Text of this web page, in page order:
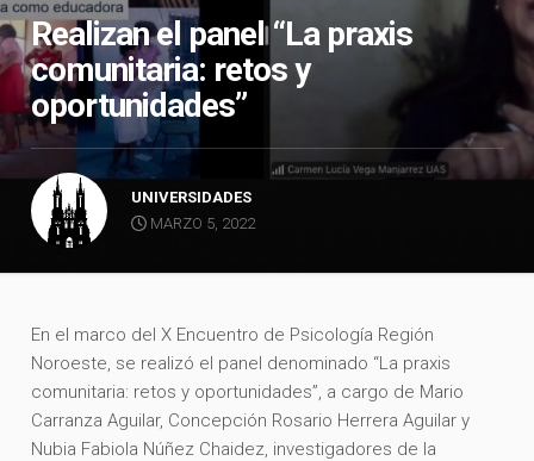
Realizan el panel “La praxis
comunitaria: retos y
oportunidades”
UNIVERSIDADES
MARZO 5, 2022
En el marco del X Encuentro de Psicología Región
Noroeste, se realizó el panel denominado “La praxis
comunitaria: retos y oportunidades”, a cargo de Mario
Carranza Aguilar, Concepción Rosario Herrera Aguilar y
Nubia Fabiola Núñez Chaidez, investigadores de la